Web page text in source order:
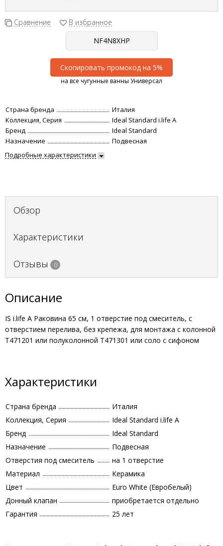
Сравнение В избранное
Скопировать промокод на 5%
на все чугунные ванны Универсал
Страна бренда
Италия
Коллекция, Серия
Ideal Standard i.life A
Бренд
Ideal Standard
Назначение
Подвесная
Подробные характеристики
Обзор
Характеристики
Отзывы 0
Описание
IS i.life A Раковина 65 см, 1 отверстие под смеситель, с
отверстием перелива, без крепежа, для монтажа с колонной
T471201 или полуколонной T471301 или соло с сифоном
Характеристики
Страна бренда
Италия
Коллекция, Серия
Ideal Standard i.life A
Бренд
Ideal Standard
Назначение
Подвесная
Отверстия под смеситель
на 1 отверстие
Материал
Керамика
Цвет
Euro White (Евробелый)
Донный клапан
приобретается отдельно
Гарантия
25 лет